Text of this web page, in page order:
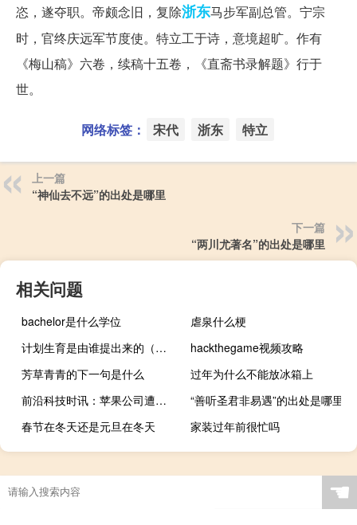
恣，遂夺职。帝颇念旧，复除浙东马步军副总管。宁宗
时，官终庆远军节度使。特立工于诗，意境超旷。作有
《梅山稿》六卷，续稿十五卷，《直斋书录解题》行于
世。
网络标签： 宋代 浙东 特立
上一篇
“神仙去不远”的出处是哪里
下一篇
“两川尤著名”的出处是哪里
相关问题
bachelor是什么学位
虐泉什么梗
计划生育是由谁提出来的（计划生育谁提出来的）
hackthegame视频攻略
芳草青青的下一句是什么
过年为什么不能放冰箱上
前沿科技时讯：苹果公司遭三名用户集体诉讼 MacBook经常花屏
“善听圣君非易遇”的出处是哪里
春节在冬天还是元旦在冬天
家装过年前很忙吗
☚